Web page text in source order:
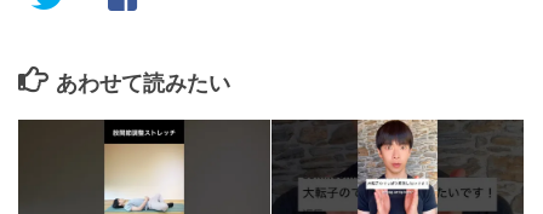
あわせて読みたい